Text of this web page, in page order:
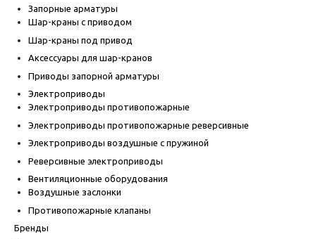
Запорные арматуры
Шар-краны с приводом
Шар-краны под привод
Аксессуары для шар-кранов
Приводы запорной арматуры
Электроприводы
Электроприводы противопожарные
Электроприводы противопожарные реверсивные
Электроприводы воздушные с пружиной
Реверсивные электроприводы
Вентиляционные оборудования
Воздушные заслонки
Противопожарные клапаны
Бренды